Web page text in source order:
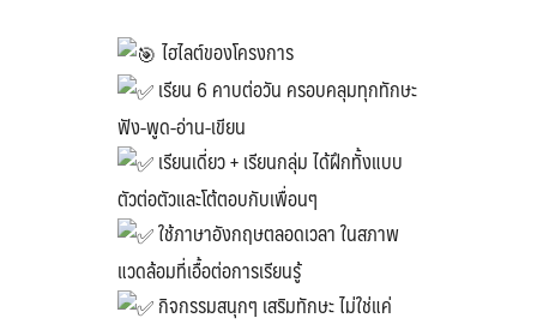
Search
ไฮไลต์ของโครงการ
เรียน 6 คาบต่อวัน ครอบคลุมทุกทักษะ
ฟัง-พูด-อ่าน-เขียน
เรียนเดี่ยว + เรียนกลุ่ม ได้ฝึกทั้งแบบ
ตัวต่อตัวและโต้ตอบกับเพื่อนๆ
ใช้ภาษาอังกฤษตลอดเวลา ในสภาพ
แวดล้อมที่เอื้อต่อการเรียนรู้
กิจกรรมสนุกๆ เสริมทักษะ ไม่ใช่แค่